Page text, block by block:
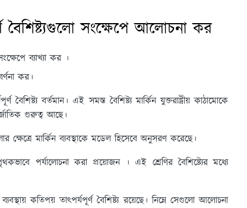
বৈশিষ্ট্যগুলো সংক্ষেপে আলোচনা কর
ব্যাখ্যা কর ।
কর।
বৈশিষ্ট্য বর্তমান। এই সমস্ত বৈশিষ্ট্য মার্কিন যুক্তরাষ্ট্রীয় কাঠামোকে
গুরুত্ব আছে।
ক্ষেত্রে মার্কিন ব্যবস্থাকে মডেল হিসেবে অনুসরণ করেছে।
পর্যালোচনা করা প্রয়োজন । এই শ্রেণির বৈশিষ্ট্যের মধ্যে
ব্যবস্থায় কতিপয় তাৎপর্যপূর্ণ বৈশিষ্ট্য রয়েছে। নিম্নে সেগুলো আলোচনা